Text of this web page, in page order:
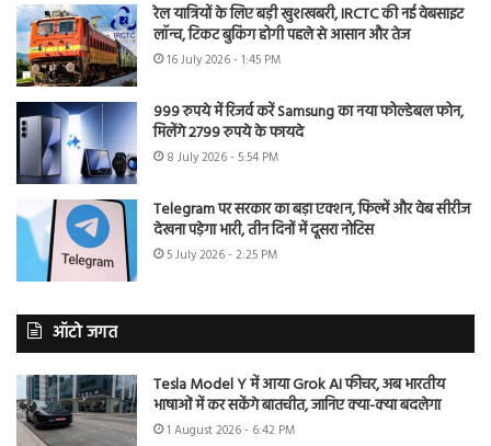
रेल यात्रियों के लिए बड़ी खुशखबरी, IRCTC की नई वेबसाइट
लॉन्च, टिकट बुकिंग होगी पहले से आसान और तेज
16 July 2026 - 1:45 PM
999 रुपये में रिजर्व करें Samsung का नया फोल्डेबल फोन,
मिलेंगे 2799 रुपये के फायदे
8 July 2026 - 5:54 PM
Telegram पर सरकार का बड़ा एक्शन, फिल्में और वेब सीरीज
देखना पड़ेगा भारी, तीन दिनों में दूसरा नोटिस
5 July 2026 - 2:25 PM
ऑटो जगत
Tesla Model Y में आया Grok AI फीचर, अब भारतीय
भाषाओं में कर सकेंगे बातचीत, जानिए क्या-क्या बदलेगा
1 August 2026 - 6:42 PM